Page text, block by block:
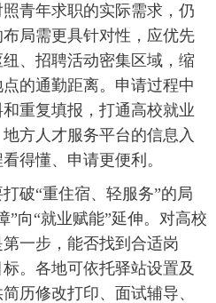
青年求职的实际需求，仍
局需更具针对性，应优先
、招聘活动密集区域，缩
的通勤距离。申请过程中
重复填报，打通高校就业
方人才服务平台的信息入
得懂、申请更便利。
“重住宿、轻服务”的局
”向“就业赋能”延伸。对高校
一步，能否找到合适岗
。各地可依托驿站设置及
历修改打印、面试辅导、